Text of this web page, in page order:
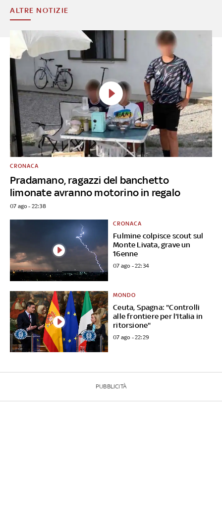
ALTRE NOTIZIE
Pradamano, ragazzi del banchetto
limonate avranno motorino in regalo
CRONACA
07 ago - 22:38
Fulmine colpisce scout sul
Monte Livata, grave un
16enne
CRONACA
07 ago - 22:34
Ceuta, Spagna: "Controlli
alle frontiere per l'Italia in
ritorsione"
MONDO
07 ago - 22:29
PUBBLICITÀ